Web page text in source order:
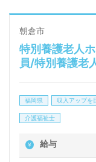
朝倉市
特別養護老人
員/特別養護老
福岡県 収入アップを
介護福祉士
給与